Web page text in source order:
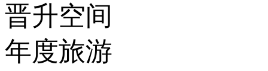
晋升空间
年度旅游